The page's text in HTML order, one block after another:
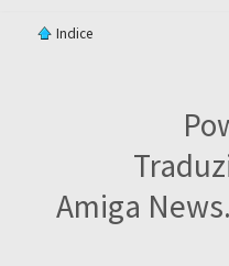
Indice
Amiga